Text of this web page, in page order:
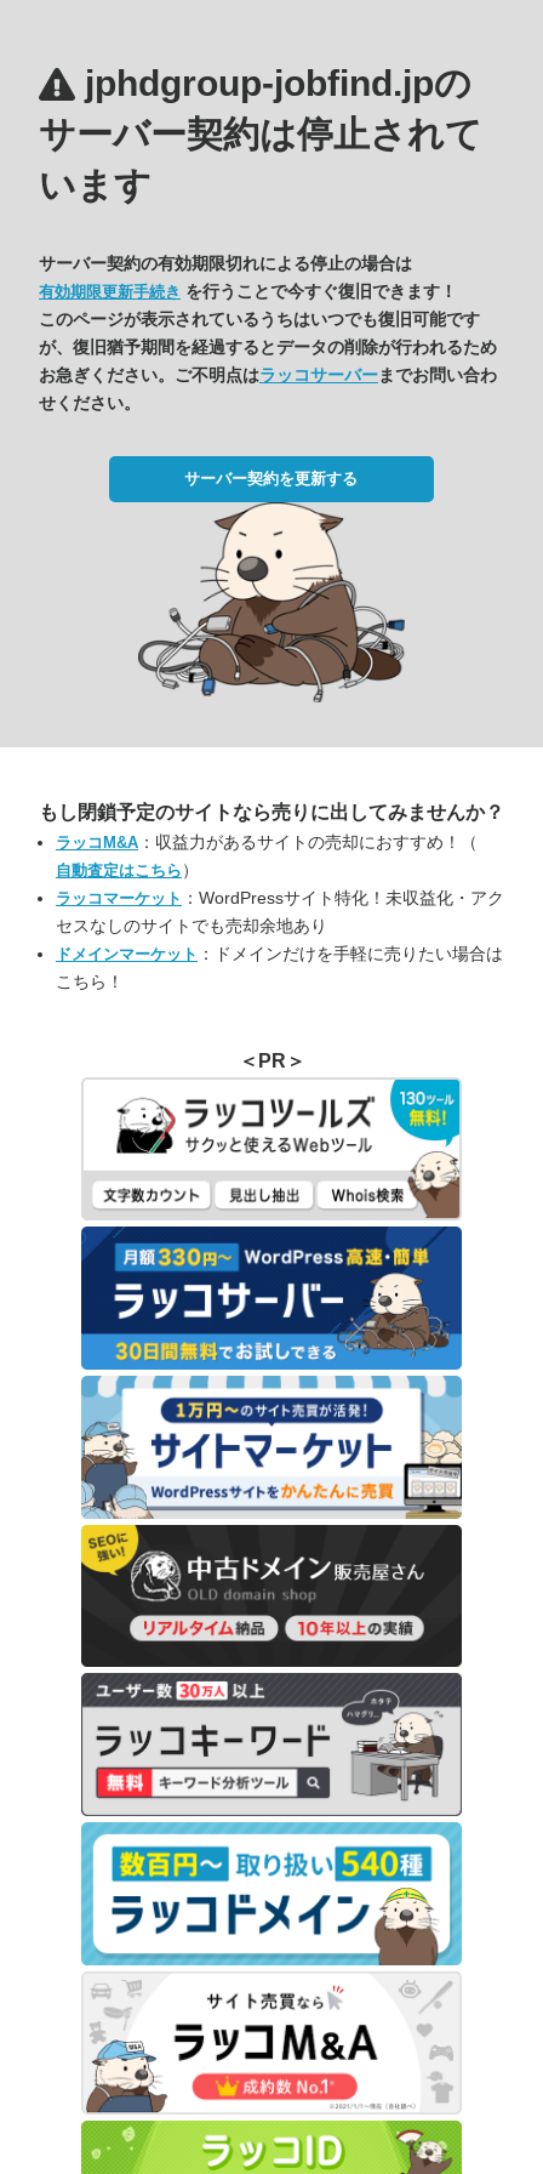
jphdgroup-jobfind.jpの
サーバー契約は停止されて
います
サーバー契約の有効期限切れによる停止の場合は
有効期限更新手続き を行うことで今すぐ復旧できます！
このページが表示されているうちはいつでも復旧可能です
が、復旧猶予期間を経過するとデータの削除が行われるため
お急ぎください。ご不明点はラッコサーバーまでお問い合わ
せください。
サーバー契約を更新する
もし閉鎖予定のサイトなら売りに出してみませんか？
ラッコM&A ：収益力があるサイトの売却におすすめ！（
自動査定はこちら ）
ラッコマーケット ：WordPressサイト特化！未収益化・アク
セスなしのサイトでも売却余地あり
ドメインマーケット ：ドメインだけを手軽に売りたい場合は
こちら！
＜PR＞